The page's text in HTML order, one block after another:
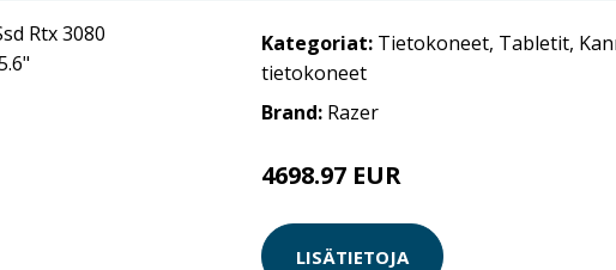
Kategoriat: Tietokoneet, Tabletit,
tietokoneet
Brand: Razer
4698.97 EUR
LISÄTIETOJA